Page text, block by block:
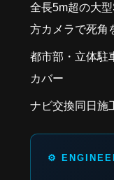
全長5m超の大
方カメラで死角
都市部・立体駐
カバー
ナビ交換同日施